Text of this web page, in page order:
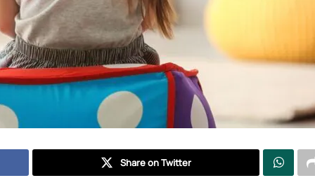
Share on Twitter